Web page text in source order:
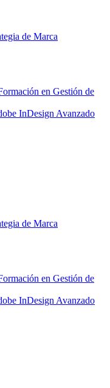
de Marca
en Gestión de
InDesign Avanzado
de Marca
en Gestión de
InDesign Avanzado